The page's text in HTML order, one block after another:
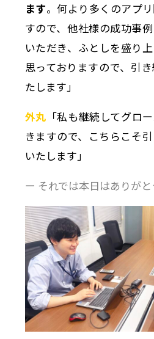
ます。何より多くのアプ
すので、他社様の成功事
いただき、ふとしを盛り
思っておりますので、引
たします」
外丸 「私も継続してグロ
きますので、こちらこそ
いたします」
ー それでは本日はありが